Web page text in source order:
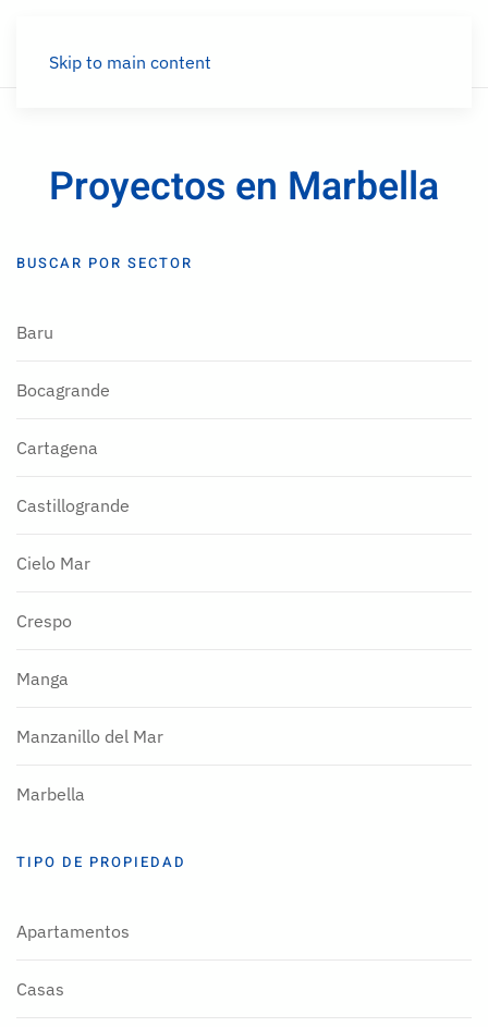
Skip to main content
Proyectos en Marbella
BUSCAR POR SECTOR
Baru
Bocagrande
Cartagena
Castillogrande
Cielo Mar
Crespo
Manga
Manzanillo del Mar
Marbella
TIPO DE PROPIEDAD
Apartamentos
Casas